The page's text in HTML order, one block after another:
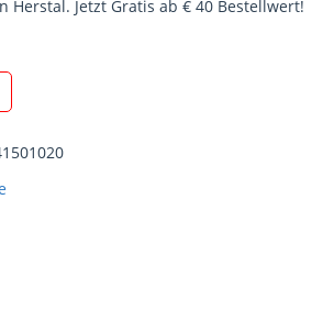
Herstal. Jetzt Gratis ab € 40 Bestellwert!